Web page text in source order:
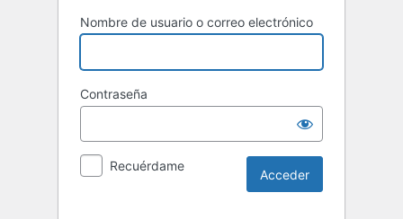
Nombre de usuario o correo electrónico
Contraseña
Recuérdame